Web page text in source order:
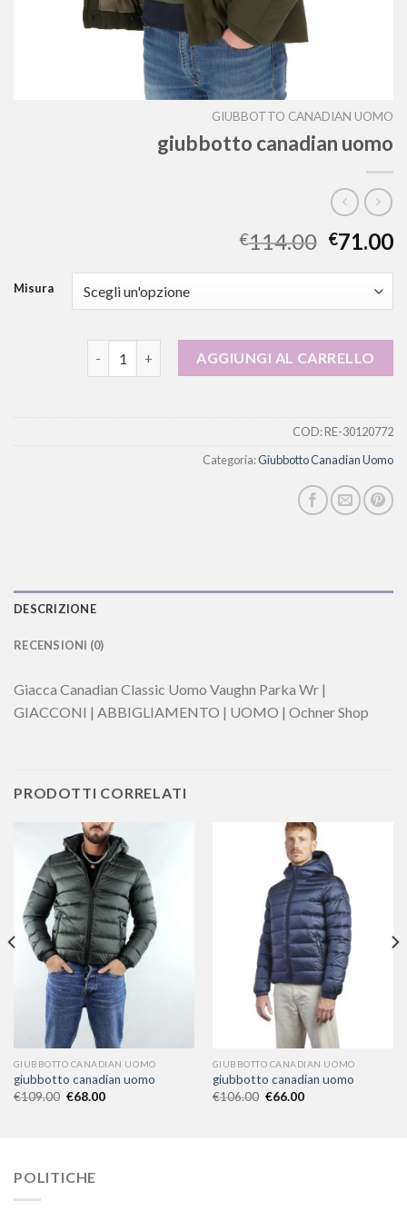
GIUBBOTTO CANADIAN UOMO
giubbotto canadian uomo
€114.00 €71.00
Misura
giubbotto canadian uomo quantità
AGGIUNGI AL CARRELLO
COD:RE-30120772
Categoria:Giubbotto Canadian Uomo
DESCRIZIONE
RECENSIONI (0)
Giacca Canadian Classic Uomo Vaughn Parka Wr |
GIACCONI | ABBIGLIAMENTO | UOMO | Ochner Shop
PRODOTTI CORRELATI
GIUBBOTTO CANADIAN UOMO
giubbotto canadian uomo
€109.00 €68.00
GIUBBOTTO CANADIAN UOMO
giubbotto canadian uomo
€106.00 €66.00
POLITICHE